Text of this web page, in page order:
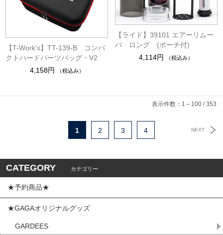
【T-Work's】TT-139-B コンパ
クトハードパーツバッグ・V2
4,158円
（税込み）
【ライド】39101 エアーリムー
バ ロング (ポーチ付)
4,114円
（税込み）
表示件数：1～100 / 353
NEXT
1 2 3 4
CATEGORY カテゴリー
★予約商品★
★GAGAオリジナルグッズ
GARDEES